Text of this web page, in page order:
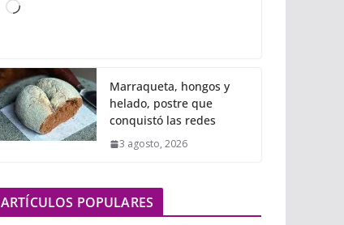
C
g
a
n
d
.
.
Marraqueta, hongos y
helado, postre que
conquistó las redes
3 agosto, 2026
ARTÍCULOS POPULARES